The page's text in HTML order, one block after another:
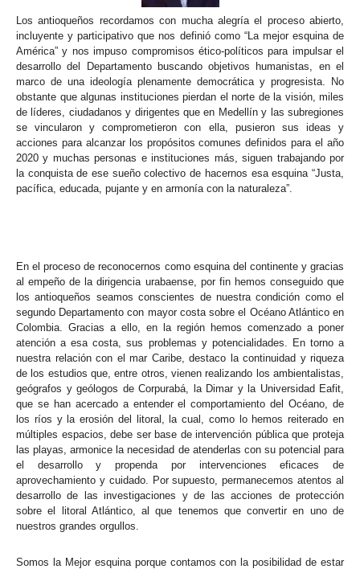
Los antioqueños recordamos con mucha alegría el proceso abierto,
incluyente y participativo que nos definió como “La mejor esquina de
América” y nos impuso compromisos ético-políticos para impulsar el
desarrollo del Departamento buscando objetivos humanistas, en el
marco de una ideología plenamente democrática y progresista. No
obstante que algunas instituciones pierdan el norte de la visión, miles
de líderes, ciudadanos y dirigentes que en Medellín y las subregiones
se vincularon y comprometieron con ella, pusieron sus ideas y
acciones para alcanzar los propósitos comunes definidos para el año
2020 y muchas personas e instituciones más, siguen trabajando por
la conquista de ese sueño colectivo de hacernos esa esquina “Justa,
pacífica, educada, pujante y en armonía con la naturaleza”.
En el proceso de reconocernos como esquina del continente y gracias
al empeño de la dirigencia urabaense, por fin hemos conseguido que
los antioqueños seamos conscientes de nuestra condición como el
segundo Departamento con mayor costa sobre el Océano Atlántico en
Colombia. Gracias a ello, en la región hemos comenzado a poner
atención a esa costa, sus problemas y potencialidades. En torno a
nuestra relación con el mar Caribe, destaco la continuidad y riqueza
de los estudios que, entre otros, vienen realizando los ambientalistas,
geógrafos y geólogos de Corpurabá, la Dimar y la Universidad Eafit,
que se han acercado a entender el comportamiento del Océano, de
los ríos y la erosión del litoral, la cual, como lo hemos reiterado en
múltiples espacios, debe ser base de intervención pública que proteja
las playas, armonice la necesidad de atenderlas con su potencial para
el desarrollo y propenda por intervenciones eficaces de
aprovechamiento y cuidado. Por supuesto, permanecemos atentos al
desarrollo de las investigaciones y de las acciones de protección
sobre el litoral Atlántico, al que tenemos que convertir en uno de
nuestros grandes orgullos.
Somos la Mejor esquina porque contamos con la posibilidad de estar